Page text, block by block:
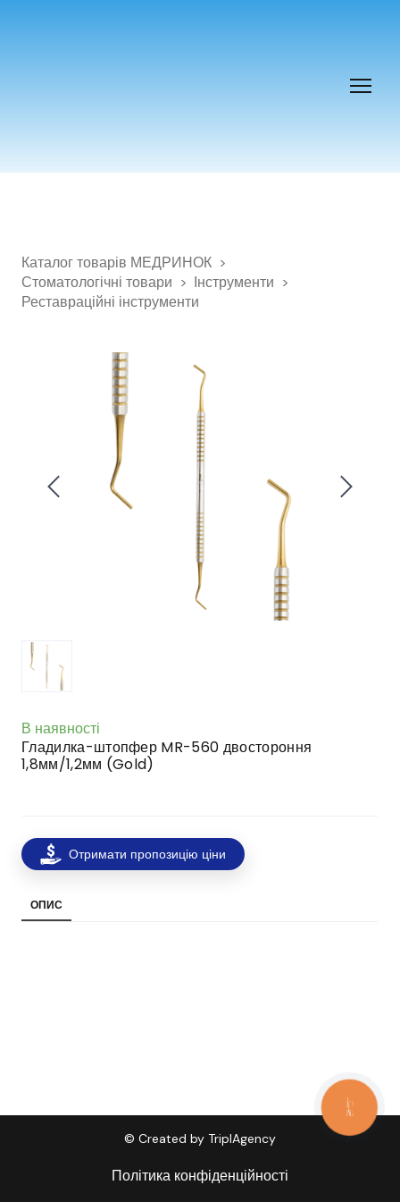
Каталог товарів МЕДРИНОК
Стоматологічні товари
Інструменти
Реставраційні інструменти
В наявності
Гладилка-штопфер MR-560 двостороння
1,8мм/1,2мм (Gold)
Отримати пропозицію ціни
ОПИС
© Created by TriplAgency
Політика конфіденційності
КНОПКА
ЗВ'ЯЗКУ